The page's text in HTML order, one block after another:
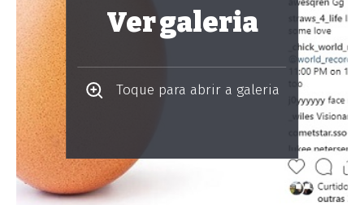
Ver galeria
Toque para abrir a galeria